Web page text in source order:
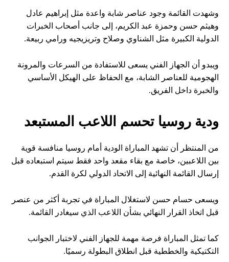
وشهدت القائمة وجود عناصر شابة واعدة مثل إبراهيم عادل
وهيثم حسن وحمزة عبد الكريم، إلى جانب أصحاب الخبرات
الدولية الكبيرة مثل الشناوي وصلاح وتريزيجيه ورامي ربيعة.
ويبدو أن الجهاز الفني يسعى للاستفادة من السرعات والمرونة
الهجومية للعناصر الشابة، مع الحفاظ على الهيكل الأساسي
والخبرة داخل الفريق.
ودية روسيا تحسم اللاعب المستبعد
من المنتظر أن تشهد المباراة الودية أمام روسيا منافسة قوية
بين اللاعبين، خاصة مع بقاء مقعد واحد فقط سيتم استبعاده قبل
إرسال القائمة النهائية إلى الاتحاد الدولي لكرة القدم.
ويسعى حسام حسن لاستغلال المباراة في تجربة أكثر من عنصر
قبل اتخاذ القرار النهائي بشأن اللاعب الذي سيغادر القائمة.
كما تمثل المباراة فرصة مهمة للجهاز الفني لاختبار الجوانب
التكتيكية والخططية قبل انطلاق البطولة رسميًا.